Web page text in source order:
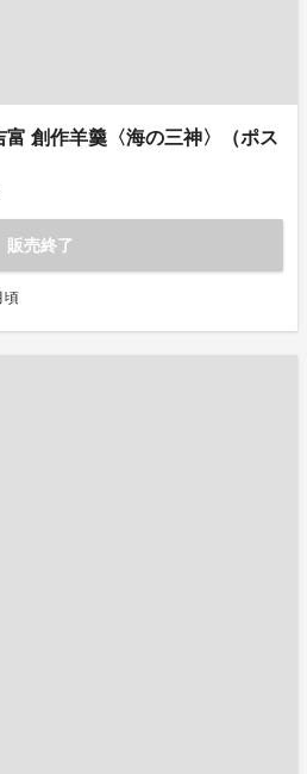
創作羊羹〈海の三神〉（ポス
販売終了
頃